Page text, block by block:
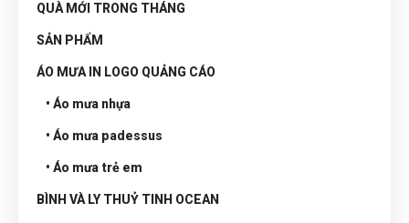
QUÀ MỚI TRONG THÁNG
SẢN PHẨM
ÁO MƯA IN LOGO QUẢNG CÁO
• Áo mưa nhựa
• Áo mưa padessus
• Áo mưa trẻ em
BÌNH VÀ LY THUỶ TINH OCEAN